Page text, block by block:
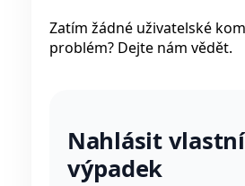
Zatím žádné uživatelské
problém? Dejte nám vědět.
Nahlásit vlastní
výpadek